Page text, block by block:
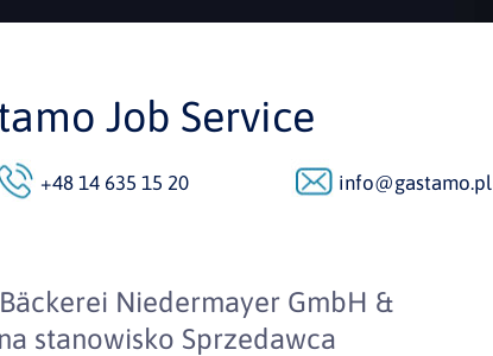
Job Service
+48 14 635 15 20 info@gastamo.pl
Niedermayer GmbH &
stanowisko Sprzedawca